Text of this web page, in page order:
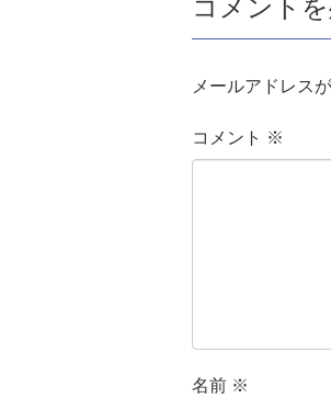
コメント
メールアドレス
コメント ※
名前 ※